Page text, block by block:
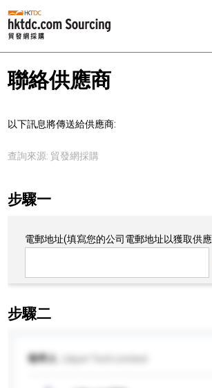
聯絡供應商
以下訊息將傳送給供應商:
查詢來源: 貿發網採購
步驟一
電郵地址(填寫您的公司電郵地址以獲取供
步驟二
收件人